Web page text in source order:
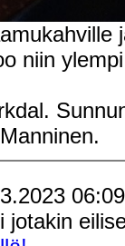
niin
jotakin